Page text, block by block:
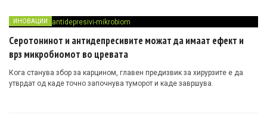
ИНОВАЦИИ
Серотонинот и антидепресивите можат да имаат ефект и
врз микробиомот во цревата
Кога станува збор за карцином, главен предизвик за хирурзите е да
утврдат од каде точно започнува туморот и каде завршува.